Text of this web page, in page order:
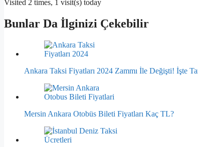
Visited 2 times, 1 visit(s) today
Bunlar Da İlginizi Çekebilir
Ankara Taksi Fiyatları 2024 Zammı İle Değişti! İşte
Mersin Ankara Otobüs Bileti Fiyatları Kaç TL?